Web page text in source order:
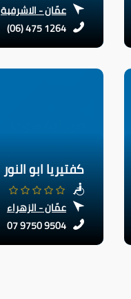
عمّان - الاشرفية
(06) 475 1264
كفتيريا ابو النور
عمّان - الزهراء
07 9750 9504